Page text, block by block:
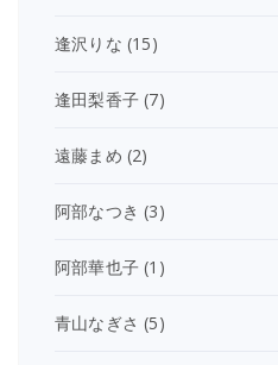
逢沢りな (15)
逢田梨香子 (7)
遠藤まめ (2)
阿部なつき (3)
阿部華也子 (1)
青山なぎさ (5)